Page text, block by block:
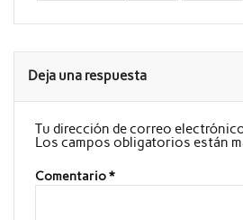
Deja una respuesta
Tu dirección de correo
Los campos obligatorios están
Comentario*